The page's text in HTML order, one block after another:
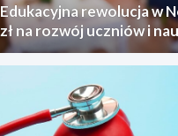
Edukacyjna rewolucja w
zł na rozwój uczniów i